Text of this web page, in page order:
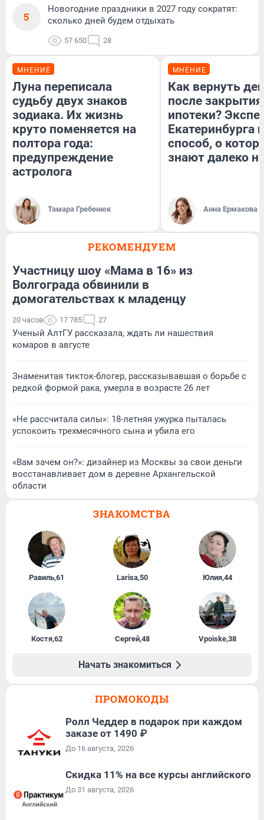
5
Новогодние праздники в 2027 году сократят:
сколько дней будем отдыхать
57 650 28
МНЕНИЕ
Луна переписала
судьбу двух знаков
зодиака. Их жизнь
круто поменяется на
полтора года:
предупреждение
астролога
Тамара Гребенюк
МНЕНИЕ
Как вернуть
после закрытия
ипотеки?
Екатеринбурга
способ, о
знают далеко
Анна Ермакова
РЕКОМЕНДУЕМ
Участницу шоу «Мама в 16» из
Волгограда обвинили в
домогательствах к младенцу
20 часов 17 785 27
Ученый АлтГУ рассказала, ждать ли нашествия
комаров в августе
Знаменитая тикток-блогер, рассказывавшая о борьбе с
редкой формой рака, умерла в возрасте 26 лет
«Не рассчитала силы»: 18-летняя ужурка пыталась
успокоить трехмесячного сына и убила его
«Вам зачем он?»: дизайнер из Москвы за свои деньги
восстанавливает дом в деревне Архангельской
области
ЗНАКОМСТВА
Равиль,61 Larisa,50 Юлия,44
Костя,62 Сергей,48 Vpoiske,38
Начать знакомиться
ПРОМОКОДЫ
Ролл Чеддер в подарок при каждом
заказе от 1490 ₽
До 16 августа, 2026
Скидка 11% на все курсы английского
До 31 августа, 2026